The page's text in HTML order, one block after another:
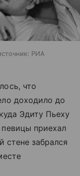
РИА
что
доходило до
Эдиту Пьеху
приехал
стене забрался